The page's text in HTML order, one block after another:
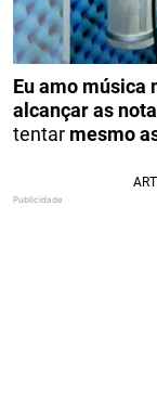
Eu amo música
alcançar as
tentar mesmo